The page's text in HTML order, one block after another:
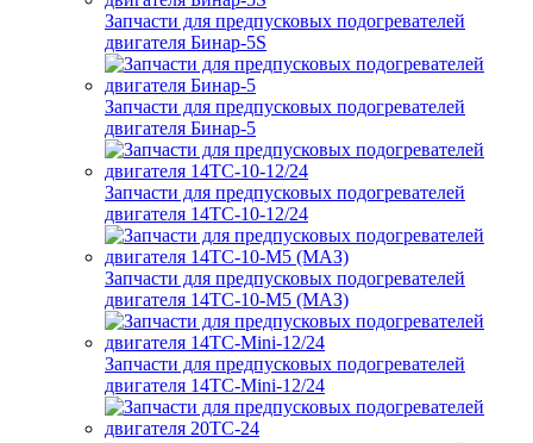
Запчасти для предпусковых подогревателей
двигателя Бинар-5S
Запчасти для предпусковых подогревателей
двигателя Бинар-5
Запчасти для предпусковых подогревателей
двигателя 14ТС-10-12/24
Запчасти для предпусковых подогревателей
двигателя 14ТС-10-М5 (МАЗ)
Запчасти для предпусковых подогревателей
двигателя 14ТС-Mini-12/24